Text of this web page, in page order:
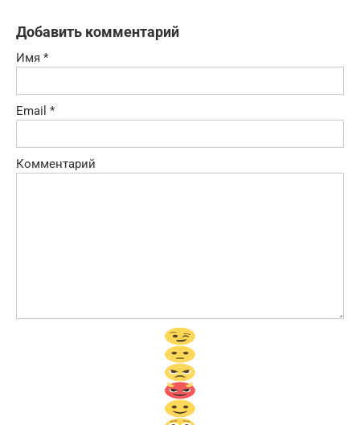
Добавить комментарий
Имя *
Email *
Комментарий